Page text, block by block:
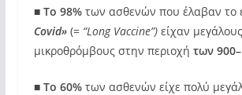
■ Το 98% των ασθενών που έλαβαν το
Covid»(= “Long Vaccine”)είχαν μεγάλους
μικροθρόμβους στην περιοχή των
■ Το 60% των ασθενών είχε πολύ